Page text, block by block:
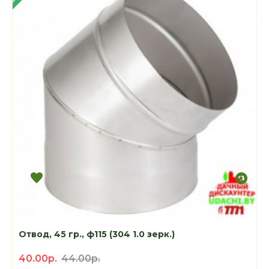
Отвод, 45 гр., ф115 (304 1.0 зерк.)
40.00р. 44.00р.